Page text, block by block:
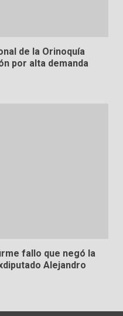
de la Orinoquía
por alta demanda
fallo que negó la
Alejandro